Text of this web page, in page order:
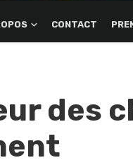
CONTACT
des